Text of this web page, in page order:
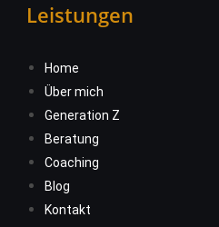
Leistungen
Home
Über mich
Generation Z
Beratung
Coaching
Blog
Kontakt